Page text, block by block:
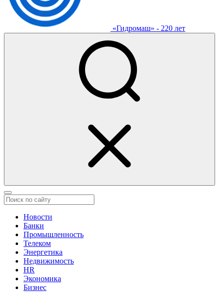
«Гидромаш» - 220 лет
Новости
Банки
Промышленность
Телеком
Энергетика
Недвижимость
HR
Экономика
Бизнес